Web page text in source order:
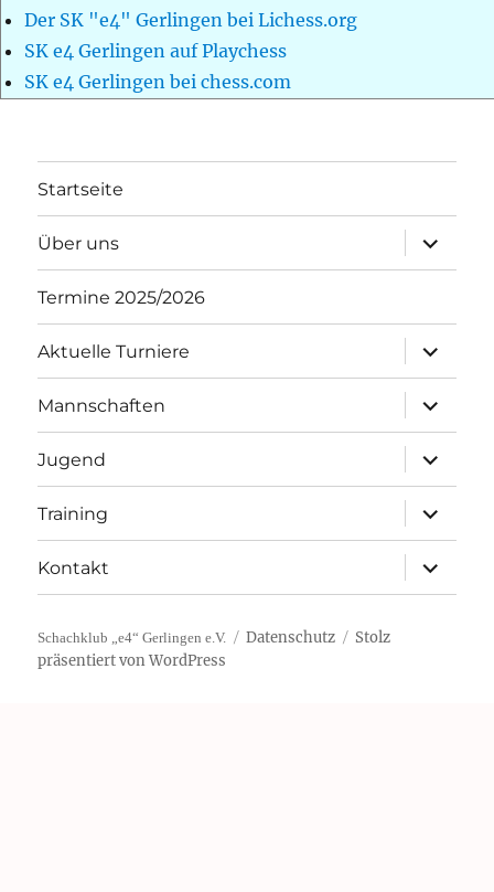
Der SK "e4" Gerlingen bei Lichess.org
SK e4 Gerlingen auf Playchess
SK e4 Gerlingen bei chess.com
Startseite
Über uns
öffnen
Termine 2025/2026
Aktuelle Turniere
öffnen
Mannschaften
öffnen
Jugend
öffnen
Training
öffnen
Kontakt
öffnen
Schachklub „e4“ Gerlingen e.V. Datenschutz
Stolz
präsentiert von WordPress